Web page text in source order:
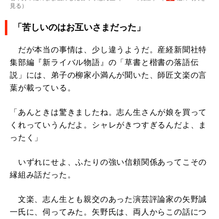
見る ）
「苦しいのはお互いさまだった」
だが本当の事情は、少し違うようだ。産経新聞社特
集部編『新ライバル物語』の「草書と楷書の落語伝
説」には、弟子の柳家小満んが聞いた、師匠文楽の言
葉が載っている。
「あんときは驚きましたね。志ん生さんが娘を買って
くれっていうんだよ。シャレがきつすぎるんだよ、ま
ったく」
いずれにせよ、ふたりの強い信頼関係あってこその
縁組み話だった。
文楽、志ん生とも親交のあった演芸評論家の矢野誠
一氏に、伺ってみた。矢野氏は、両人からこの話につ